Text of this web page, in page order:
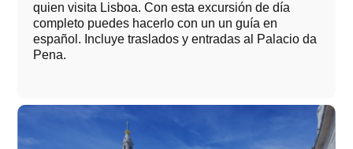
quien visita Lisboa. Con esta excursión de día
completo puedes hacerlo con un un guía en
español. Incluye traslados y entradas al Palacio da
Pena.